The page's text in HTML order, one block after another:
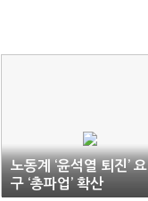
노동계 ‘윤석열 퇴진’ 요
구 ‘총파업’ 확산